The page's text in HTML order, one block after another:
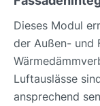
Dieses Modul
der Außen- und
Luftauslässe
ansprechend